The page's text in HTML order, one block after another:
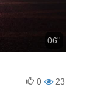
06''
23
0